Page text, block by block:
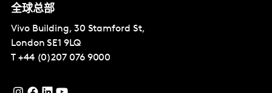
全球总部
Vivo Building, 30 Stamford St,
London SE1 9LQ
T +44 (0)207 076 9000